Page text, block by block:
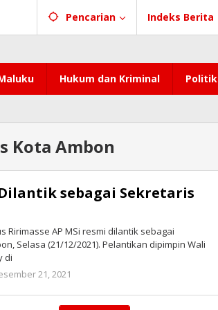
Pencarian Indeks Berita
Hukum dan Kriminal Politik
Kota Ambon
sebagai Sekretaris
Ririmasse AP MSi resmi dilantik sebagai
Selasa (21/12/2021). Pelantikan dipimpin Wali
di
21, 2021